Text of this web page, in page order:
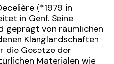
(*1979 in
in Genf. Seine
geprägt von räumlichen
Klanglandschaften
die Gesetze der
Materialen wie